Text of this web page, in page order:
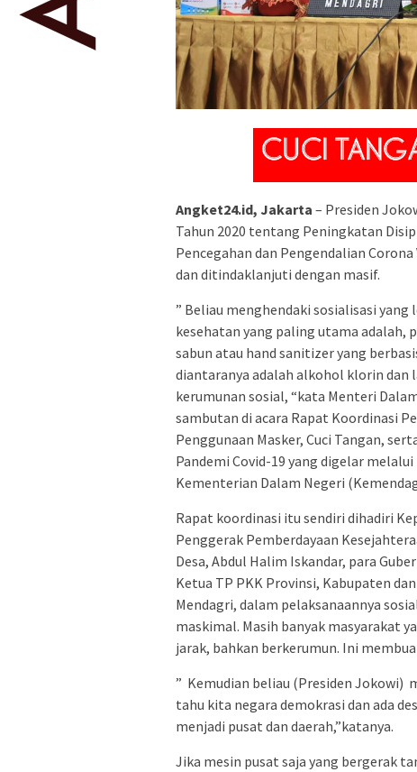
Angket24.id, Jakarta – Presiden
Tahun 2020 tentang Peningkatan
Pencegahan dan Pengendalian
dan ditindaklanjuti dengan masif.
” Beliau menghendaki sosialisasi
kesehatan yang paling utama adalah,
sabun atau hand sanitizer yang
diantaranya adalah alkohol klorin dan
kerumunan sosial, “kata Menteri
sambutan di acara Rapat Koordinasi
Penggunaan Masker, Cuci Tangan,
Pandemi Covid-19 yang digelar
Kementerian Dalam Negeri
Rapat koordinasi itu sendiri dihadiri
Penggerak Pemberdayaan
Desa, Abdul Halim Iskandar, para
Ketua TP PKK Provinsi, Kabupaten
Mendagri, dalam pelaksanaannya
maskimal. Masih banyak masyarakat
jarak, bahkan berkerumun. Ini
” Kemudian beliau (Presiden Jokowi)
tahu kita negara demokrasi dan ada
menjadi pusat dan daerah,”katanya.
Jika mesin pusat saja yang bergerak